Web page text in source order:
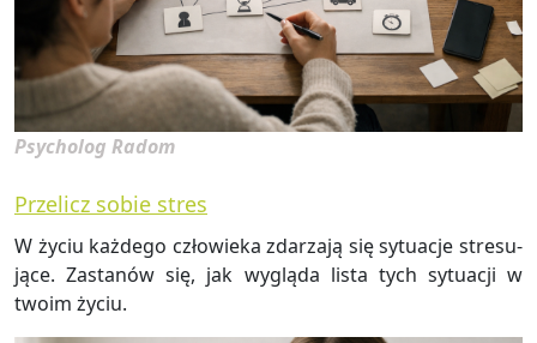
Psycholog Radom
Przelicz sobie stres
W życiu każ­de­go czło­wie­ka zda­rza­ją się sy­tu­acje stre­su­
ją­ce. Za­sta­nów się, jak wy­glą­da lista tych sy­tu­acji w
twoim życiu.